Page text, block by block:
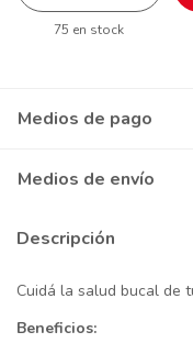
75 en stock
Medios de pago
Medios de envío
Descripción
Cuidá la salud bucal de
Beneficios: